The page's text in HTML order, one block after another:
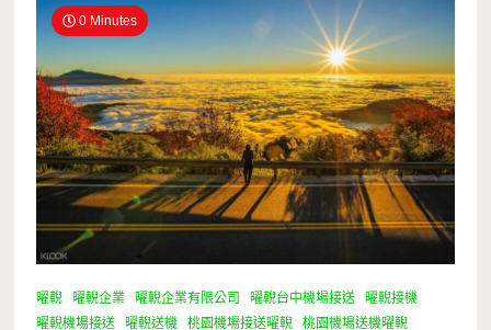
0 Minutes
曜輗 曜輗企業 曜輗企業有限公司 曜輗台中機場接送
曜輗接機
曜輗機場接送
曜輗送機 桃園機場接送曜輗 桃園機場送機曜輗